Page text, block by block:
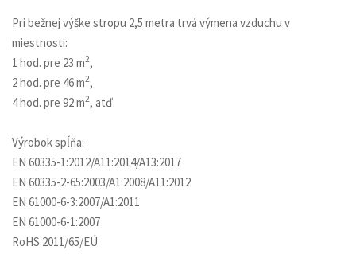
Pri bežnej výške stropu 2,5 metra trvá výmena vzduchu v
miestnosti:
1 hod. pre 23 m2,
2 hod. pre 46 m2,
4 hod. pre 92 m2, atď.
Výrobok spĺňa:
EN 60335-1:2012/A11:2014/A13:2017
EN 60335-2-65:2003/A1:2008/A11:2012
EN 61000-6-3:2007/A1:2011
EN 61000-6-1:2007
RoHS 2011/65/EÚ